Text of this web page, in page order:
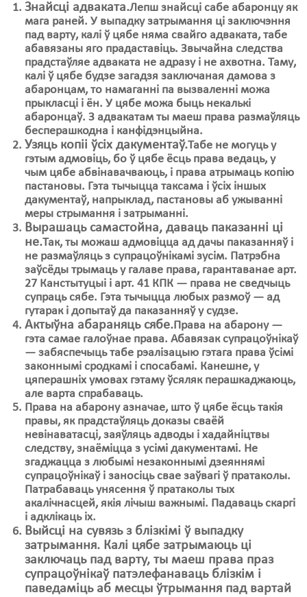
Знайсці адваката.Лепш знайсці сабе абаронцу як
мага раней. У выпадку затрымання ці заключэння
пад варту, калі ў цябе няма свайго адваката, табе
абавязаны яго прадаставіць. Звычайна следства
прадстаўляе адваката не адразу і не ахвотна. Таму,
калі ў цябе будзе загадзя заключаная дамова з
абаронцам, то намаганні па вызваленні можа
прыкласці і ён. У цябе можа быць некалькі
абаронцаў. З адвакатам ты маеш права размаўляць
бесперашкодна і канфідэнцыйна.
Узяць копіі ўсіх дакументаў.Табе не могуць у
гэтым адмовіць, бо ў цябе ёсць права ведаць, у
чым цябе абвінавачваюць, і права атрымаць копію
пастановы. Гэта тычыцца таксама і ўсіх іншых
дакументаў, напрыклад, пастановы аб ужыванні
меры стрымання і затрыманні.
Вырашаць самастойна, даваць паказанні ці
не.Так, ты можаш адмовіцца ад дачы паказанняў і
не размаўляць з супрацоўнікамі зусім. Патрэбна
заўсёды трымаць у галаве права, гарантаванае арт.
27 Канстытуцыі і арт. 41 КПК — права не сведчыць
супраць сябе. Гэта тычыцца любых размоў — ад
гутарак і допытаў да паказанняў у судзе.
Актыўна абараняць сябе.Права на абарону —
гэта самае галоўнае права. Абавязак супрацоўнікаў
— забяспечыць табе рэалізацыю гэтага права ўсімі
законнымі сродкамі і спосабамі. Канешне, у
цяперашніх умовах гэтаму ўсяляк перашкаджаюць,
але варта спрабаваць.
Права на абарону азначае, што ў цябе ёсць такія
правы, як прадстаўляць доказы сваёй
невінаватасці, заяўляць адводы і хадайніцтвы
следству, знаёміцца з усімі дакументамі. Не
згаджацца з любымі незаконнымі дзеяннямі
супрацоўнікаў і заносіць свае заўвагі ў пратаколы.
Патрабаваць унясення ў пратаколы тых
акалічнасцей, якія лічыш важнымі. Падаваць скаргі
і адклікаць іх.
Выйсці на сувязь з блізкімі ў выпадку
затрымання. Калі цябе затрымаюць ці
заключаць пад варту, ты маеш права праз
супрацоўнікаў патэлефанаваць блізкім і
паведаміць аб месцы ўтрымання пад вартай